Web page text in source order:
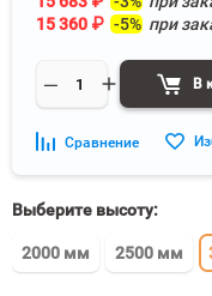
15 360 ₽ -5% при
В
Сравнение
Выберите высоту:
2000 мм 2500 мм